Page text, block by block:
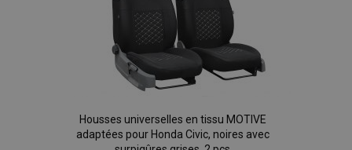
Housses universelles en tissu MOTIVE
adaptées pour Honda Civic, noires avec